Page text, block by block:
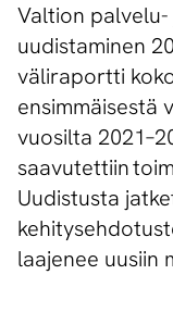
Valtion
uudistaminen
väliraportti
ensimmäisestä
vuosilta
saavutettiin
Uudistusta
laajenee uusiin